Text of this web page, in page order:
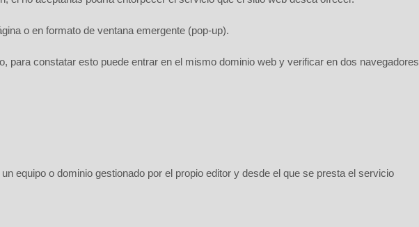
o en formato de ventana emergente (pop-up).
constatar esto puede entrar en el mismo dominio web y verificar en dos navegadores
equipo o dominio gestionado por el propio editor y desde el que se presta el servicio